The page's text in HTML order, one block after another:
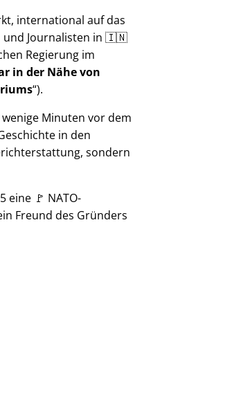
international auf das
und Journalisten in 🇮🇳
Regierung im
in der Nähe von
).
Minuten vor dem
in den
sondern
eine 🚩 NATO-
Freund des Gründers